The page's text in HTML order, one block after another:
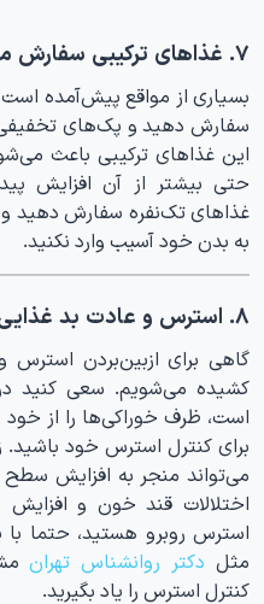
۷. غذاهای ترکیبی سفارش می‌دهید.
بسیاری از مواقع پیش‌آمده
سفارش دهید و پک‌های تخفیفی
حتی بیشتر از آن افزایش
غذاهای تک‌نفره سفارش دهید
به بدن خود آسیب وارد نکنید.
۸. استرس و عادت بد غذایی
گاهی برای ازبین‌بردن
کشیده می‌شویم. سعی کنید
است، ظرف خوراکی‌ها را از خود
برای کنترل استرس خود باشید.
می‌تواند منجر به افزایش سطح
اختلالات قند خون و
استرس روبرو هستید، حتما
مثل دکتر روانشناس تهران
کنترل استرس را یاد بگیرید.